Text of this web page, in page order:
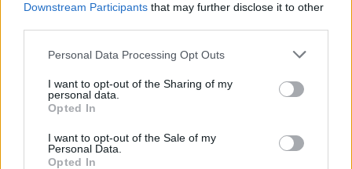
Downstream Participants that may further disclose it to other
Personal Data Processing Opt Outs
I want to opt-out of the Sharing of my
personal data.
Opted In
I want to opt-out of the Sale of my
Personal Data.
Opted In
Πελοπόννησος
Επιτυχημένη μία ακόμα αγορά τοπικών
προϊόντων Ταϋγέτου στο Λαδά